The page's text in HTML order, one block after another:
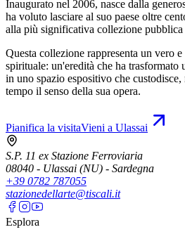
Inaugurato nel 2006, nasce dalla
ha voluto lasciare al suo paese oltre
alla più significativa collezione pubblica
Questa collezione rappresenta un vero
spirituale: un'eredità che ha trasformato
in uno spazio espositivo che
tempo il senso della sua opera.
Pianifica la visitaVieni a Ulassai
S.P. 11 ex Stazione Ferroviaria
08040 - Ulassai (NU) - Sardegna
+39 0782 787055
stazionedellarte@tiscali.it
Esplora